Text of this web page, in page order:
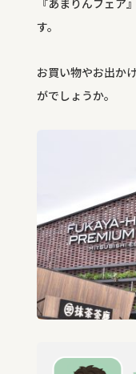
『あまりんフェア
す。
お買い物やお出か
がでしょうか。